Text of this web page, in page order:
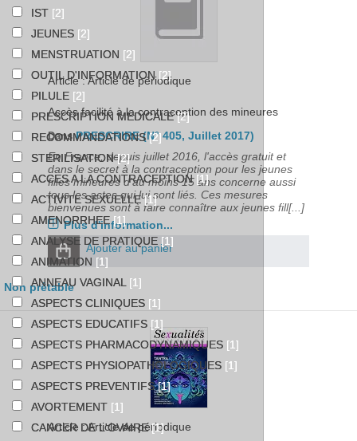
Article : Article de périodique
Accès facilité à la contraception des mineures
DansPRESCRIRE (N° 405, Juillet 2017)
En France, depuis juillet 2016, l'accès gratuit et
dans le secret à la contraception pour les jeunes
filles mineures d'au moins 15 ans concerne aussi
tous les actes qui lui sont liés. Ces mesures
bienvenues sont à faire connaître aux jeunes fill[...]
Plus d'information...
Ajouter au panier
Non prêtable
Article : Article de périodique
IST [2]
JEUNES [2]
MENSTRUATION [2]
OUTIL D'INFORMATION[2]
PILULE [2]
PRESCRIPTION MEDICALE[2]
RECOMMANDATIONS[2]
STERILISATION[2]
ACCES A LA CONTRACEPTION[1]
ACTIVITE SEXUELLE[1]
AMENORRHEE[1]
ANALYSE DE PRATIQUE [1]
ANIMATION [1]
ANNEAU VAGINAL [1]
ASPECTS CLINIQUES [1]
ASPECTS EDUCATIFS [1]
ASPECTS PHARMACODYNAMIQUES [1]
ASPECTS PHYSIOPATHOLOGIQUES [1]
ASPECTS PREVENTIFS[1]
AVORTEMENT [1]
CANCER DE L'OVAIRE[1]